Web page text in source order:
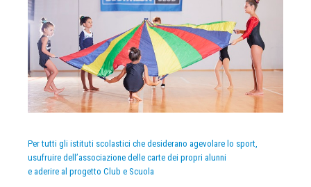
Per tutti gli istituti scolastici che desiderano agevolare lo sport,
usufruire dell’associazione delle carte dei propri alunni
e aderire al progetto Club e Scuola